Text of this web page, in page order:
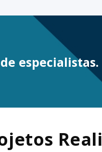
especialistas.